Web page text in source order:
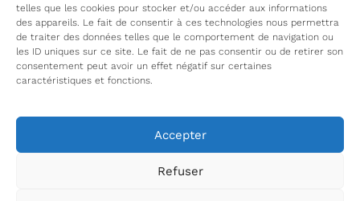
telles que les cookies pour stocker et/ou accéder aux informations
des appareils. Le fait de consentir à ces technologies nous permettra
de traiter des données telles que le comportement de navigation ou
les ID uniques sur ce site. Le fait de ne pas consentir ou de retirer son
consentement peut avoir un effet négatif sur certaines
caractéristiques et fonctions.
Accepter
Refuser
Mentions légales
Politique de confidentialité
Les Insatiables, une association du